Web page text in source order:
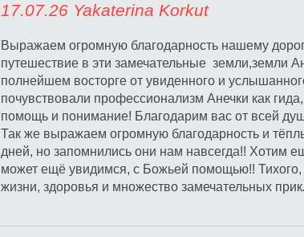
17.07.26 Yakaterina
Выражаем огромную благодарность нашему
путешествие в эти замечательные земли,земли
полнейшем восторге от увиденного и
почувствовали профессионализм Анечки как
помощь и понимание! Благодарим вас от всей
Так же выражаем огромную благодарность и
дней, но запомнились они нам навсегда!! Хотим
может ещё увидимся, с Божьей помощью!! Тихого,
жизни, здоровья и множество замечательных